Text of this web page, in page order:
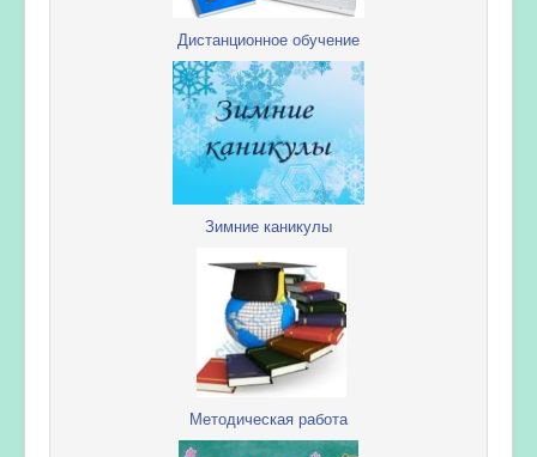
Дистанционное обучение
Зимние каникулы
Методическая работа